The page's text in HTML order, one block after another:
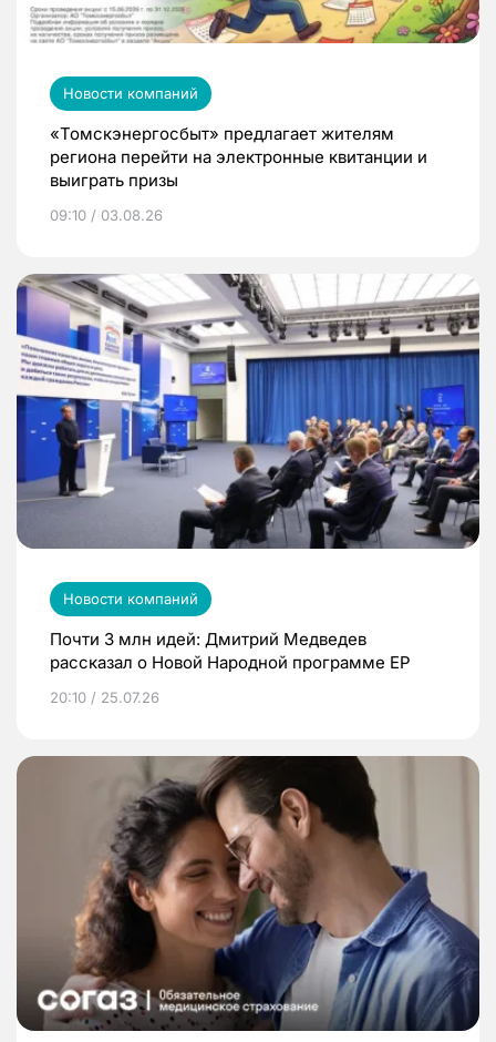
Новости компаний
«Томскэнергосбыт» предлагает жителям
региона перейти на электронные квитанции и
выиграть призы
09:10 / 03.08.26
Новости компаний
Почти 3 млн идей: Дмитрий Медведев
рассказал о Новой Народной программе ЕР
20:10 / 25.07.26